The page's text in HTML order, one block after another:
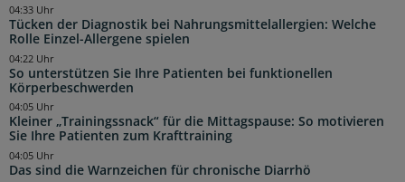
Tücken der Diagnostik bei Nahrungsmittelallergien: Welche
Rolle Einzel-Allergene spielen
04:33 Uhr
So unterstützen Sie Ihre Patienten bei funktionellen
Körperbeschwerden
04:22 Uhr
Kleiner „Trainingssnack“ für die Mittagspause: So motivieren
Sie Ihre Patienten zum Krafttraining
04:05 Uhr
Das sind die Warnzeichen für chronische Diarrhö
04:05 Uhr